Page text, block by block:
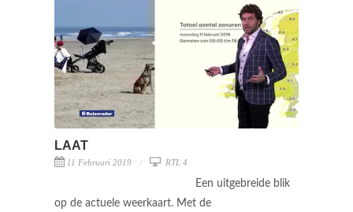
LAAT
11 Februari 2019 RTL 4
Een uitgebreide blik
op de actuele weerkaart. Met de